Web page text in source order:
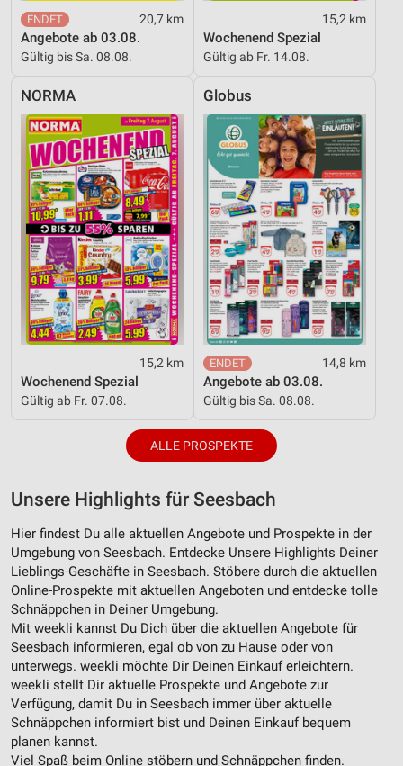
20,7 km
Angebote ab 03.08.
Gültig bis Sa. 08.08.
15,2 km
Wochenend Spezial
Gültig ab Fr. 14.08.
NORMA
15,2 km
Wochenend Spezial
Gültig ab Fr. 07.08.
Globus
14,8 km
Angebote ab 03.08.
Gültig bis Sa. 08.08.
ALLE PROSPEKTE
Unsere Highlights für Seesbach
Hier findest Du alle aktuellen Angebote und Prospekte in der
Umgebung von Seesbach. Entdecke Unsere Highlights Deiner
Lieblings-Geschäfte in Seesbach. Stöbere durch die aktuellen
Online-Prospekte mit aktuellen Angeboten und entdecke tolle
Schnäppchen in Deiner Umgebung.
Mit weekli kannst Du Dich über die aktuellen Angebote für
Seesbach informieren, egal ob von zu Hause oder von
unterwegs. weekli möchte Dir Deinen Einkauf erleichtern.
weekli stellt Dir aktuelle Prospekte und Angebote zur
Verfügung, damit Du in Seesbach immer über aktuelle
Schnäppchen informiert bist und Deinen Einkauf bequem
planen kannst.
Viel Spaß beim Online stöbern und Schnäppchen finden.